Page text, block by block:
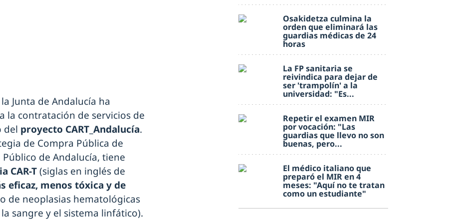
Junta de Andalucía ha
la contratación de servicios de
del proyecto CART_Andalucía.
de Compra Pública de
de Andalucía, tiene
CAR-T(siglas en inglés de
eficaz, menos tóxica y de
de neoplasias hematológicas
sangre y el sistema linfático).
Osakidetza culmina la
orden que eliminará las
guardias médicas de 24
horas
La FP sanitaria se
reivindica para dejar de
ser 'trampolín' a la
universidad: "Es...
Repetir el examen MIR
por vocación: "Las
guardias que llevo no son
buenas, pero...
El médico italiano que
preparó el MIR en 4
meses: "Aquí no te tratan
como un estudiante"